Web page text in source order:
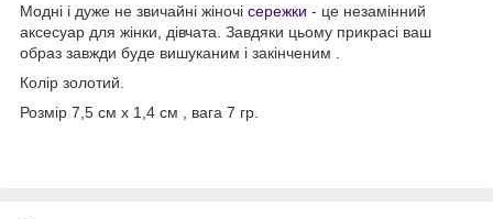
Модні і дуже не звичайні жіночі сережки - це незамінний
аксесуар для жінки, дівчата. Завдяки цьому прикрасі ваш
образ завжди буде вишуканим і закінченим .
Колір золотий.
Розмір 7,5 см х 1,4 см , вага 7 гр.